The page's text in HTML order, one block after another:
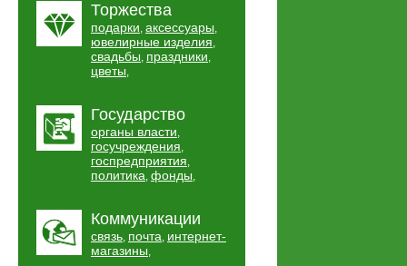
Торжества
подарки, аксессуары,
ювелирные изделия,
свадьбы, праздники,
цветы,
Государство
органы власти,
госучреждения,
госпредприятия,
политика, фонды,
Коммуникации
связь, почта, интернет-
магазины,